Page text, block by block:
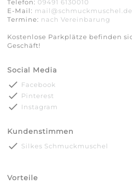
Telefon: 09491 6130010
E-Mail: mail@schmuckmuschel.de
Termine: nach Vereinbarung​​​​​​​
Kostenlose Parkplätze befinden
Geschäft!
Social Media
done Facebook
done Pinterest
done Instagram
Kundenstimmen
done Silkes Schmuckmuschel
Vorteile